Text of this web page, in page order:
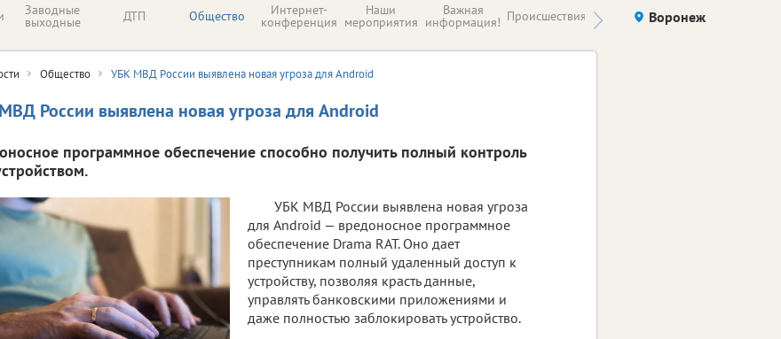
Заводные
выходные ДТП Общество Интернет-
конференция
Наши
мероприятия
Важная
информация! Происшествия Здоровье компаний (на
Воронеж
Общество УБК МВД России выявлена новая угроза для Android
России выявлена новая угроза для Android
программное обеспечение способно получить полный контроль
УБК МВД России выявлена новая угроза
для Android — вредоносное программное
обеспечение Drama RAT. Оно дает
преступникам полный удаленный доступ к
устройству, позволяя красть данные,
управлять банковскими приложениями и
даже полностью заблокировать устройство.